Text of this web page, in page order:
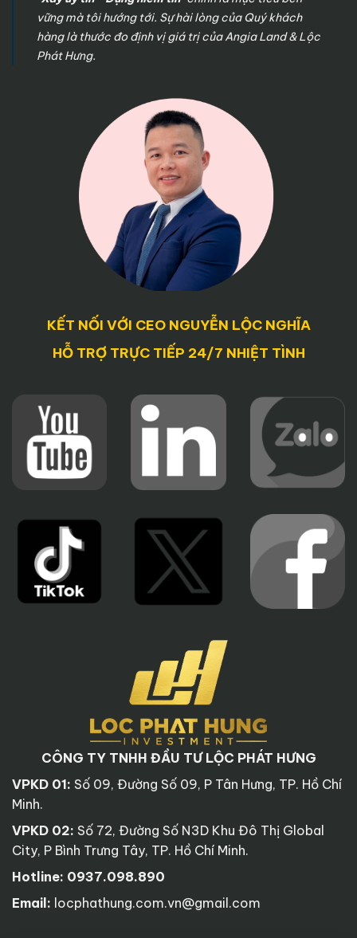
vững mà tôi hướng tới. Sự hài lòng của Quý khách
hàng là thước đo định vị giá trị của Angia Land & Lộc
Phát Hưng.
KẾT NỐI VỚI CEO NGUYỄN LỘC NGHĨA
HỖ TRỢ TRỰC TIẾP 24/7 NHIỆT TÌNH
CÔNG TY TNHH ĐẦU TƯ LỘC PHÁT HƯNG
VPKD 01: Số 09, Đường Số 09, P Tân Hưng, TP. Hồ Chí
Minh.
VPKD 02: Số 72, Đường Số N3D Khu Đô Thị Global
City, P Bình Trưng Tây, TP. Hồ Chí Minh.
Hotline: 0937.098.890
Email: locphathung.com.vn@gmail.com